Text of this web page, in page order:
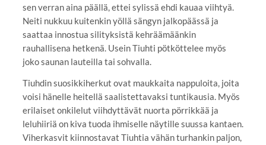
sen verran aina päällä, ettei sylissä ehdi kauaa viihtyä.
Neiti nukkuu kuitenkin yöllä sängyn jalkopäässä ja
saattaa innostua silityksistä kehräämäänkin
rauhallisena hetkenä. Usein Tiuhti pötköttelee myös
joko saunan lauteilla tai sohvalla.
Tiuhdin suosikkiherkut ovat maukkaita nappuloita, joita
voisi hänelle heitellä saalistettavaksi tuntikausia. Myös
erilaiset onkilelut viihdyttävät nuorta pörrikkää ja
leluhiiriä on kiva tuoda ihmiselle näytille suussa kantaen.
Viherkasvit kiinnostavat Tiuhtia vähän turhankin paljon,